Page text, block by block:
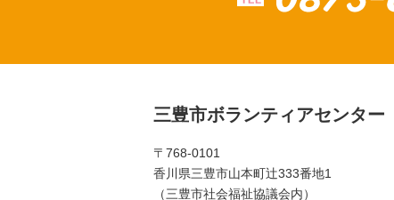
三豊市ボランティアセンター
〒768-0101
香川県三豊市山本町辻󠄀333番地1
（三豊市社会福祉協議会内）